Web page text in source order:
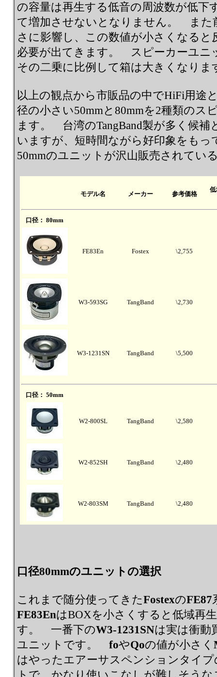
の容量は再生する低音の周波数が低下
て増加させないとなりません。 また
さに影響し、この数値が小さくなる
必要が出てきます。 スピーカーユニ
その二乗に比例して箱は大きくなりま
以上の観点から市販品の中でHiFi用途
径の小さい50mmと80mmを2種類のス
ます。 台湾のTangBand製が多く候
いますが、短時間ながら好印象をも
50mmのユニットが沢山販売されてい
モデル名 メーカー 参考価格
口径： 80mm
FE83En Fostex \2,755
W3-593SG TangBand \2,730
W3-1231SN TangBand \5,500
口径： 50mm
W2-800SL TangBand \2,580
W2-852SH TangBand \2,480
W2-803SM TangBand \2,480
口径80mmのユニットの選択
これまで随分使ってきたFostexのFE87
FE83EnはBOXを小さくすると低域再
す。 一番下のW3-1231SNは実は衝動
ユニットです。 foやQoの値が小さく
はやったエアーサスペンションタイ